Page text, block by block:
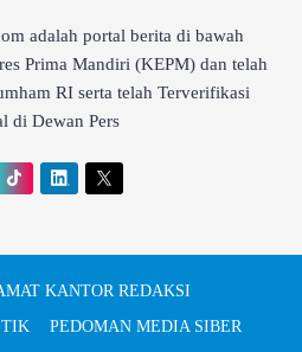
adalah portal berita di bawah
Prima Mandiri (KEPM) dan telah
RI serta telah Terverifikasi
di Dewan Pers
KANTOR REDAKSI
PEDOMAN MEDIA SIBER